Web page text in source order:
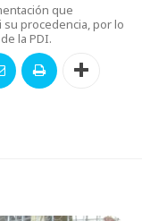
que
su procedencia, por lo
la PDI.